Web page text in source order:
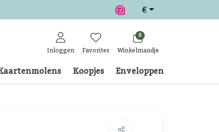
€
Inloggen Favorites
0
Winkelmandje
Koopjes Enveloppen